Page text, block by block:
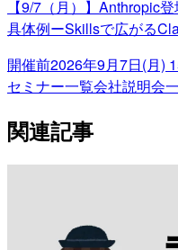
【9/7（月）】Anthropic
具体例ーSkillsで広がる
開催前2026年9月7日(月)
セミナー一覧会社説明会
関連記事